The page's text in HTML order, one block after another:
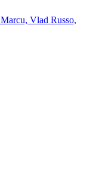
Vlad Russo,